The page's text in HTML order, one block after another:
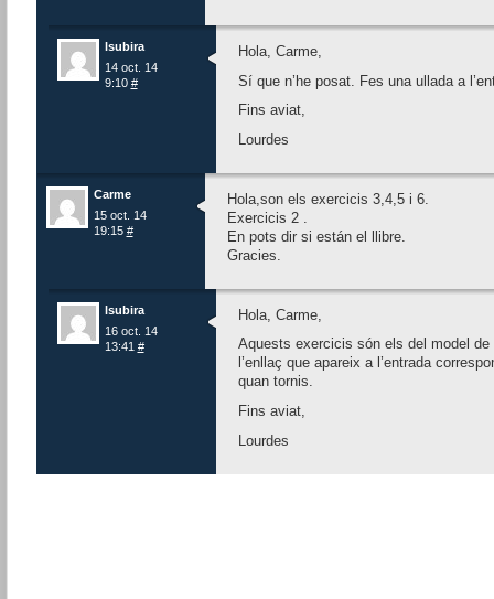
lsubira
14 oct. 14
9:10 #
Hola, Carme,
Sí que n’he posat. Fes una ullada a
Fins aviat,
Lourdes
Carme
15 oct. 14
19:15 #
Hola,son els exercicis 3,4,5 i 6.
Exercicis 2 .
En pots dir si están el llibre.
Gracies.
lsubira
16 oct. 14
13:41 #
Hola, Carme,
Aquests exercicis són els del model
l’enllaç que apareix a l’entrada
quan tornis.
Fins aviat,
Lourdes